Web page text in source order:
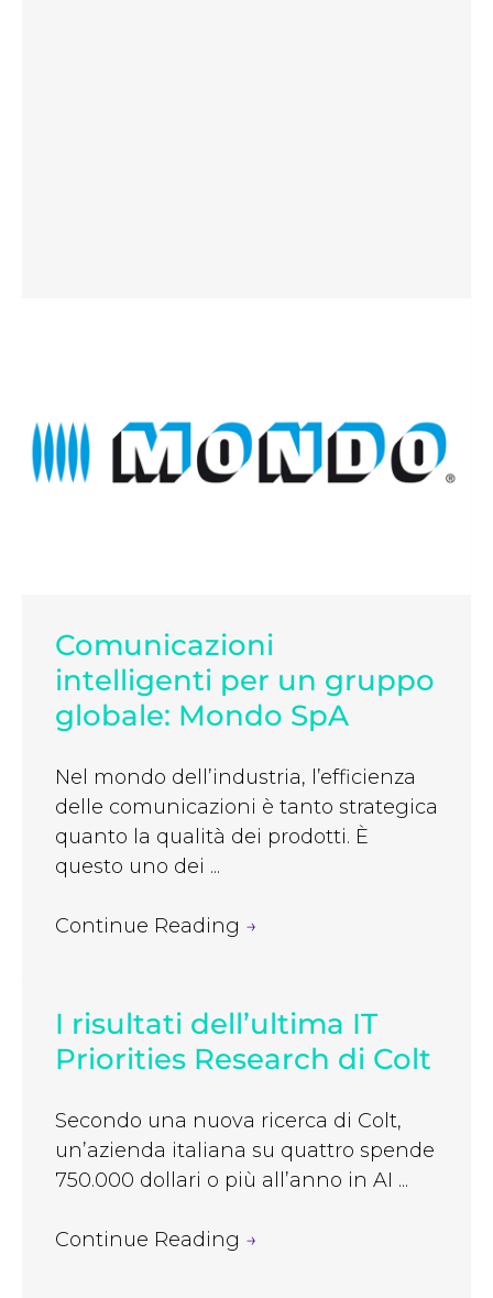
Comunicazioni
intelligenti per un gruppo
globale: Mondo SpA
Nel mondo dell’industria, l’efficienza
delle comunicazioni è tanto strategica
quanto la qualità dei prodotti. È
questo uno dei ...
Continue Reading →
I risultati dell’ultima IT
Priorities Research di Colt
Secondo una nuova ricerca di Colt,
un’azienda italiana su quattro spende
750.000 dollari o più all’anno in AI ...
Continue Reading →